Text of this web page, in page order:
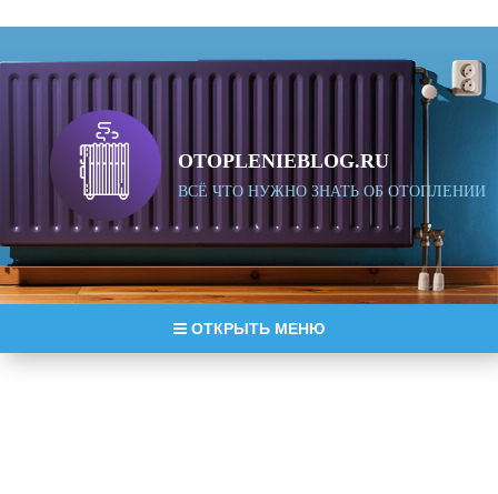
OTOPLENIEBLOG.RU
ВСЁ ЧТО НУЖНО ЗНАТЬ ОБ ОТОПЛЕНИИ
ОТКРЫТЬ МЕНЮ